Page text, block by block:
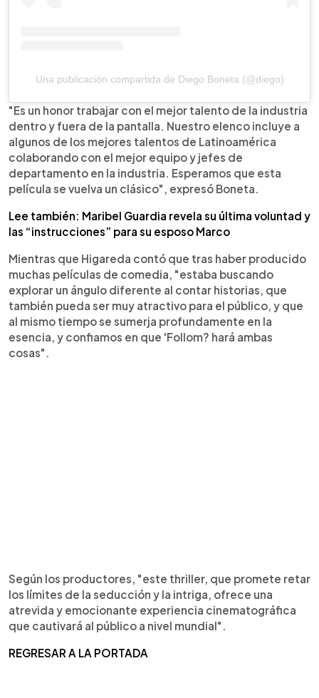
Una publicación compartida de Diego Boneta (@diego)
"Es un honor trabajar con el mejor talento de la industria
dentro y fuera de la pantalla. Nuestro elenco incluye a
algunos de los mejores talentos de Latinoamérica
colaborando con el mejor equipo y jefes de
departamento en la industria. Esperamos que esta
película se vuelva un clásico", expresó Boneta.
Lee también: Maribel Guardia revela su última voluntad y
las “instrucciones” para su esposo Marco
Mientras que Higareda contó que tras haber producido
muchas películas de comedia, "estaba buscando
explorar un ángulo diferente al contar historias, que
también pueda ser muy atractivo para el público, y que
al mismo tiempo se sumerja profundamente en la
esencia, y confiamos en que 'Follom? hará ambas
cosas".
Según los productores, "este thriller, que promete retar
los límites de la seducción y la intriga, ofrece una
atrevida y emocionante experiencia cinematográfica
que cautivará al público a nivel mundial".
REGRESAR A LA PORTADA